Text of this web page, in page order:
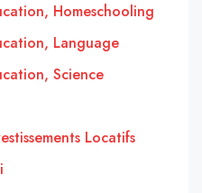
Homeschooling
Language
Science
Locatifs